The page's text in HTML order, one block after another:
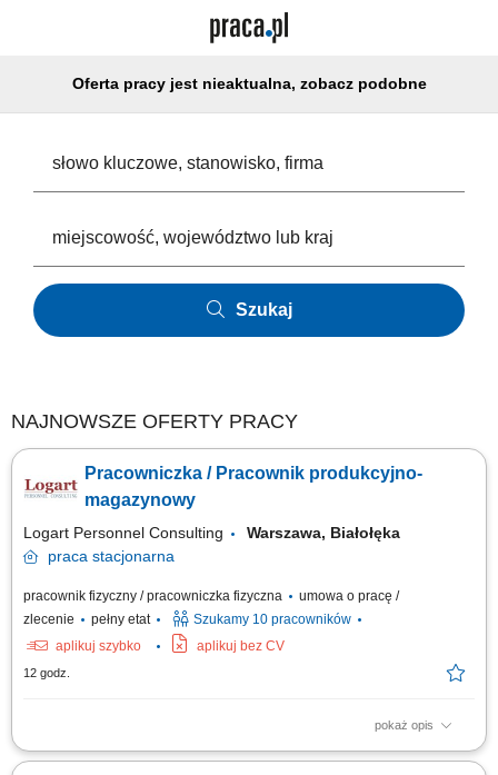
Oferta pracy jest nieaktualna, zobacz podobne
Szukaj
NAJNOWSZE OFERTY PRACY
Pracowniczka / Pracownik produkcyjno-
magazynowy
Logart Personnel Consulting
Warszawa, Białołęka
praca stacjonarna
pracownik fizyczny / pracowniczka fizyczna
umowa o pracę /
zlecenie
pełny etat
Szukamy 10 pracowników
aplikuj szybko
aplikuj bez CV
12 godz.
pokaż opis
Zakres obowiązków: Obsługa maszyn i urządzeń na linii produkcyjnej;